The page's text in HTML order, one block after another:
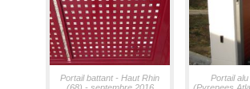
Portail battant - Haut Rhin
Portail